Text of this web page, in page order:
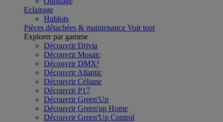
Eclairage
Hublots
Pièces détachées & maintenance Voir tout
Explorer par gamme
Découvrir Drivia
Découvrir Mosaic
Découvrir DMX³
Découvrir Atlantic
Découvrir Céliane
Découvrir P17
Découvrir Green'Up
Découvrir Green'up Home
Découvrir Green'Up Control